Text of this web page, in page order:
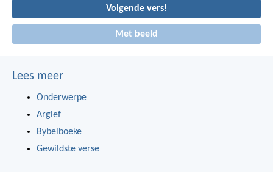
Volgende vers!
Met beeld
Lees meer
Onderwerpe
Argief
Bybelboeke
Gewildste verse